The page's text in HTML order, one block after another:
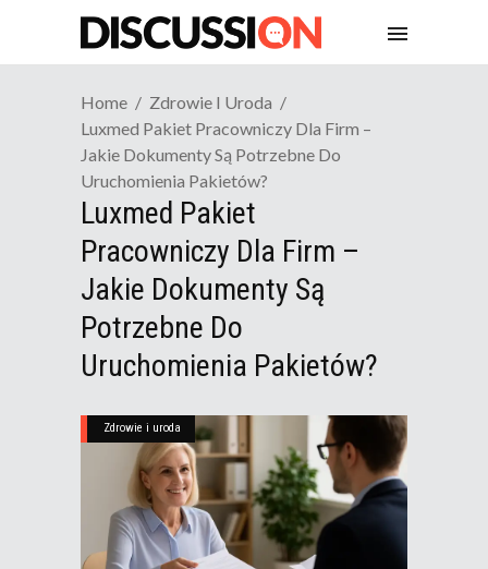
Home
Zdrowie I Uroda
Luxmed Pakiet Pracowniczy Dla Firm –
Jakie Dokumenty Są Potrzebne Do
Uruchomienia Pakietów?
Luxmed Pakiet
Pracowniczy Dla Firm –
Jakie Dokumenty Są
Potrzebne Do
Uruchomienia Pakietów?
Zdrowie i uroda